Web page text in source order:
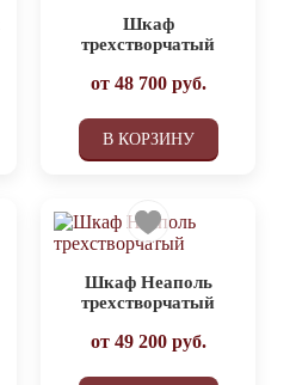
Шкаф
трехстворчатый
от 48 700руб.
В КОРЗИНУ
Шкаф Неаполь
трехстворчатый
от 49 200руб.